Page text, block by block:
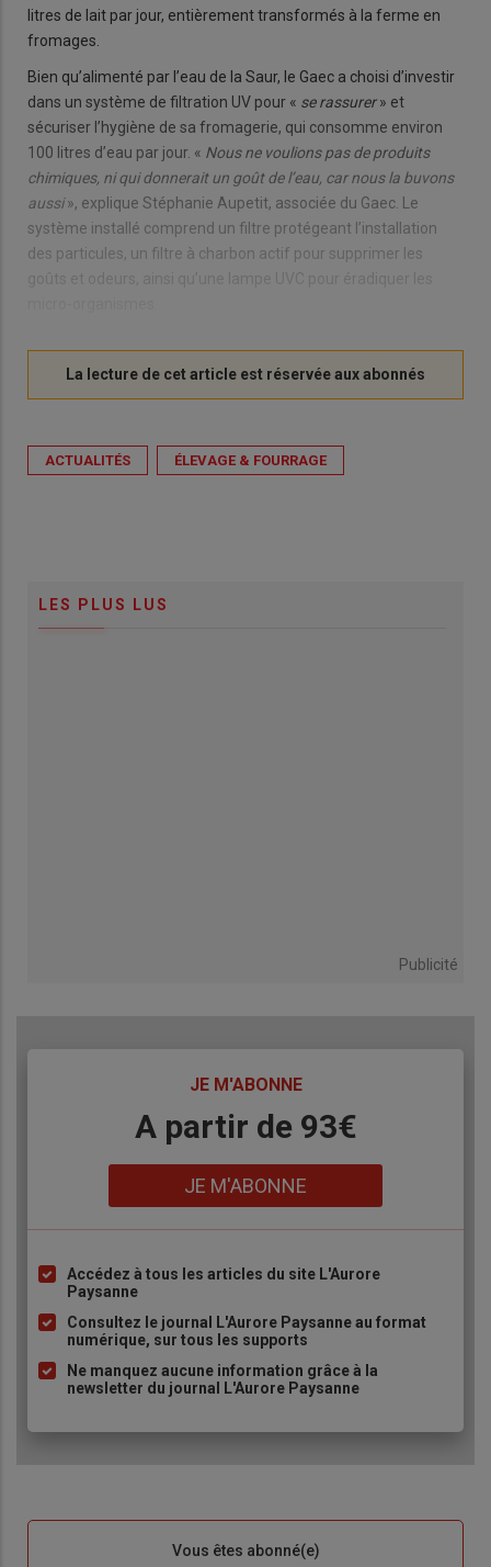
litres de lait par jour, entièrement transformés à la ferme en
fromages.
Bien qu’alimenté par l’eau de la Saur, le Gaec a choisi d’investir
dans un système de filtration UV pour « se rassurer» et
sécuriser l’hygiène de sa fromagerie, qui consomme environ
100 litres d’eau par jour. « Nous ne voulions pas de produits
chimiques, ni qui donnerait un goût de l’eau, car nous la buvons
aussi», explique Stéphanie Aupetit, associée du Gaec. Le
système installé comprend un filtre protégeant l’installation
des particules, un filtre à charbon actif pour supprimer les
goûts et odeurs, ainsi qu’une lampe UVC pour éradiquer les
ACTUALITÉS ÉLEVAGE & FOURRAGE
LES PLUS LUS
Publicité
JE M'ABONNE
A partir de 93€
JE M'ABONNE
Liste
puce
Accédez à tous les articles du site L'Aurore
Paysanne
Consultez le journal L'Aurore Paysanne au format
numérique, sur tous les supports
Ne manquez aucune information grâce à la
newsletter du journal L'Aurore Paysanne
Vous êtes abonné(e)